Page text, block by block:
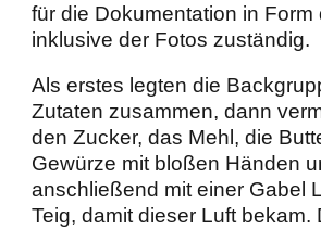
für die Dokumentation in Form
inklusive der Fotos zuständig.
Als erstes legten die
Zutaten zusammen, dann
den Zucker, das Mehl, die
Gewürze mit bloßen Händen
anschließend mit einer Gabel
Teig, damit dieser Luft bekam.